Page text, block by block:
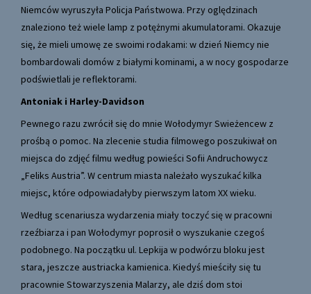
Niemców wyruszyła Policja Państwowa. Przy oględzinach
znaleziono też wiele lamp z potężnymi akumulatorami. Okazuje
się, że mieli umowę ze swoimi rodakami: w dzień Niemcy nie
bombardowali domów z białymi kominami, a w nocy gospodarze
podświetlali je reflektorami.
Antoniak i Harley-Davidson
Pewnego razu zwrócił się do mnie Wołodymyr Swieżencew z
prośbą o pomoc. Na zlecenie studia filmowego poszukiwał on
miejsca do zdjęć filmu według powieści Sofii Andruchowycz
„Feliks Austria”. W centrum miasta należało wyszukać kilka
miejsc, które odpowiadałyby pierwszym latom XX wieku.
Według scenariusza wydarzenia miały toczyć się w pracowni
rzeźbiarza i pan Wołodymyr poprosił o wyszukanie czegoś
podobnego. Na początku ul. Lepkija w podwórzu bloku jest
stara, jeszcze austriacka kamienica. Kiedyś mieściły się tu
pracownie Stowarzyszenia Malarzy, ale dziś dom stoi